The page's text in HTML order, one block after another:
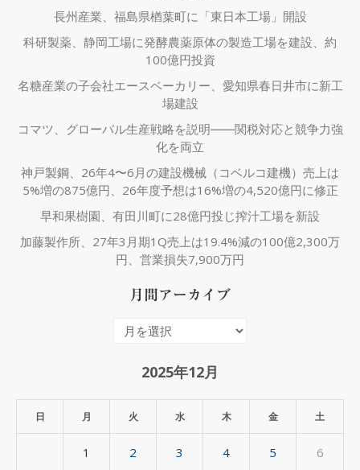
長州産業、福島県楢葉町に「東日本工場」開設
科研製薬、静岡工場に発酵農薬原体の製造工場を建設、約
100億円投資
名糖産業の子会社エースベーカリー、愛知県春日井市に新工
場建設
コマツ、グローバル生産戦略を説明――関税対応と競争力強
化を両立
神戸製鋼、26年4〜6月の建設機械（コベルコ建機）売上は
5%増の875億円、26年度予想は16%増の4,520億円に修正
早和果樹園、有田川町に28億円投じ搾汁工場を新設
加藤製作所、27年3月期1Q売上は19.4%減の100億2,300万
円、営業損失7,900万円
月間アーカイブ
イ
2025年12月
日 月 火 水 木 金 土
1 2 3 4 5 6